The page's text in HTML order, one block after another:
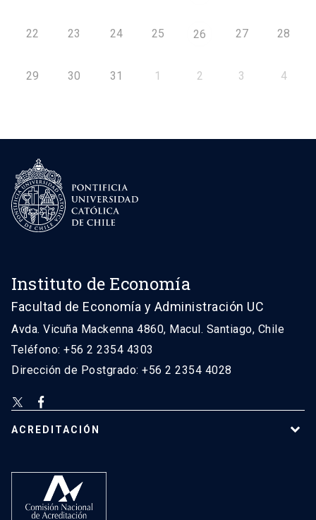
22 23 24 25 26 27 28
29 30 31 1 2 3 4
Instituto de Economía
Facultad de Economía y Administración UC
Avda. Vicuña Mackenna 4860, Macul. Santiago, Chile
Teléfono: +56 2 2354 4303
Dirección de Postgrado: +56 2 2354 4028
ACREDITACIÓN